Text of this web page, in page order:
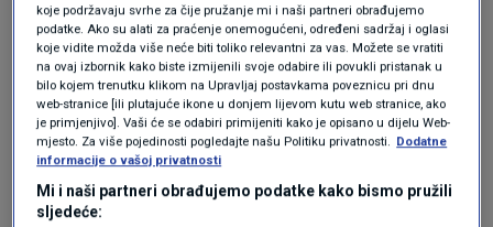
KAKVO JE TVOJE MIŠLJENJE O OVOME?
Pridruži se raspravi ili pročitaj komentare
koje podržavaju svrhe za čije pružanje mi i naši partneri obrađujemo
podatke. Ako su alati za praćenje onemogućeni, određeni sadržaj i oglasi
koje vidite možda više neće biti toliko relevantni za vas. Možete se vratiti
na ovaj izbornik kako biste izmijenili svoje odabire ili povukli pristanak u
bilo kojem trenutku klikom na Upravljaj postavkama poveznicu pri dnu
web-stranice [ili plutajuće ikone u donjem lijevom kutu web stranice, ako
je primjenjivo]. Vaši će se odabiri primijeniti kako je opisano u dijelu Web-
mjesto. Za više pojedinosti pogledajte našu Politiku privatnosti. Dodatne
informacije o vašoj privatnosti
Mi i naši partneri obrađujemo podatke kako bismo pružili
sljedeće: